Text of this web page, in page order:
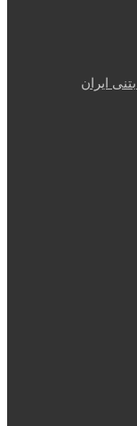
ایران